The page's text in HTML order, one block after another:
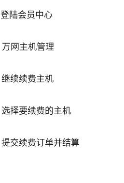
登陆会员中心
万网主机管理
继续续费主机
选择要续费的主机
提交续费订单并结算